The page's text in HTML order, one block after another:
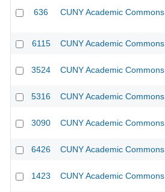
636 CUNY Academic Commons
6115 CUNY Academic Commons
3524 CUNY Academic Commons
5316 CUNY Academic Commons
3090 CUNY Academic Commons
6426 CUNY Academic Commons
1423 CUNY Academic Commons